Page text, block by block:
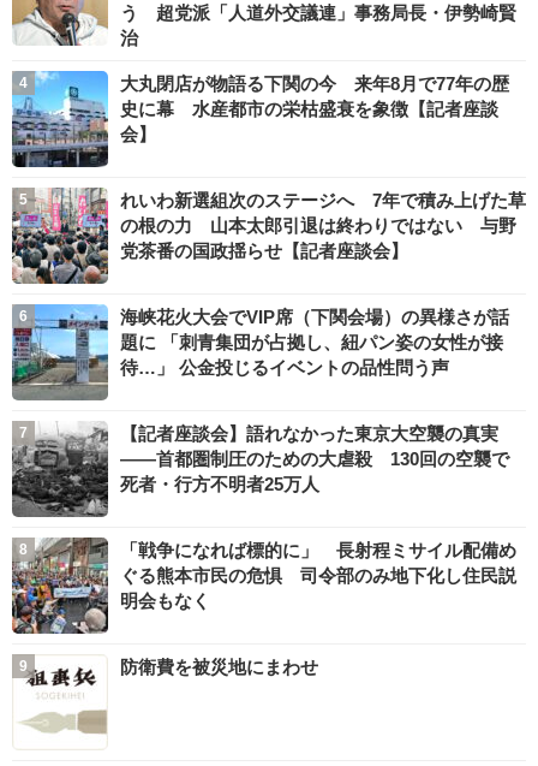
う 超党派「人道外交議連」事務局長・伊勢崎賢
治
大丸閉店が物語る下関の今 来年8月で77年の歴
史に幕 水産都市の栄枯盛衰を象徴【記者座談
会】
れいわ新選組次のステージへ 7年で積み上げた草
の根の力 山本太郎引退は終わりではない 与野
党茶番の国政揺らせ【記者座談会】
海峡花火大会でVIP席（下関会場）の異様さが話
題に 「刺青集団が占拠し、紐パン姿の女性が接
待…」 公金投じるイベントの品性問う声
【記者座談会】語れなかった東京大空襲の真実
――首都圏制圧のための大虐殺 130回の空襲で
死者・行方不明者25万人
「戦争になれば標的に」 長射程ミサイル配備め
ぐる熊本市民の危惧 司令部のみ地下化し住民説
明会もなく
防衛費を被災地にまわせ